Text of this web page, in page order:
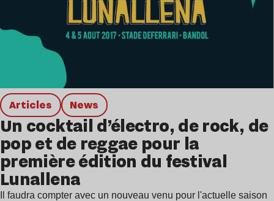
Articles news
Un cocktail d’électro, de rock, de
pop et de reggae pour la
première édition du festival
Lunallena
Il faudra compter avec un nouveau venu pour l'actuelle saison